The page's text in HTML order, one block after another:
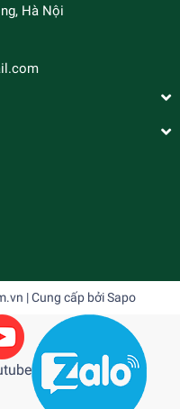
Hà Nội
| Cung cấp bởiSapo